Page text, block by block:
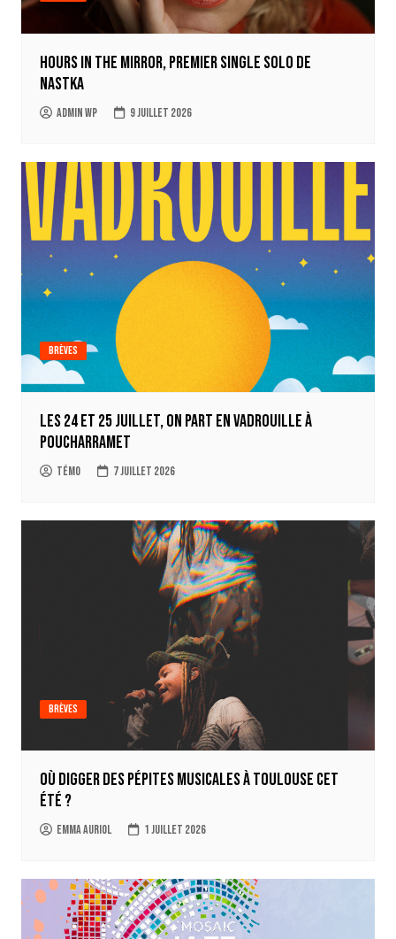
Hours in the mirror, premier single solo de
Nastka
Admin WP 9 juillet 2026
Brèves
Les 24 et 25 juillet, on part en Vadrouille à
Poucharramet
Témo 7 juillet 2026
Brèves
Où digger des pépites musicales à Toulouse cet
été ?
Emma Auriol 1 juillet 2026